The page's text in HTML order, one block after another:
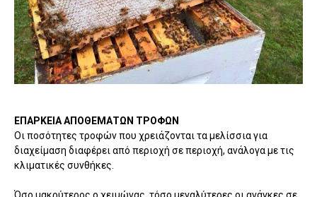
ΕΠΑΡΚΕΙΑ ΑΠΟΘΕΜΑΤΩΝ ΤΡΟΦΩΝ
Οι ποσότητες τροφών που χρειάζονται τα μελίσσια για
διαχείμαση διαφέρει από περιοχή σε περιοχή, ανάλογα με τις
κλιματικές συνθήκες.